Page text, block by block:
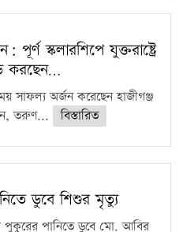
স্কলারশিপে যুক্তরাষ্ট্রে
করছেন…
সাফল্য অর্জন করেছেন হাজীগঞ্জ
তরুণ...
বিস্তারিত
ডুবে শিশুর মৃত্যু
পুকুরের পানিতে ডুবে মো. আবির